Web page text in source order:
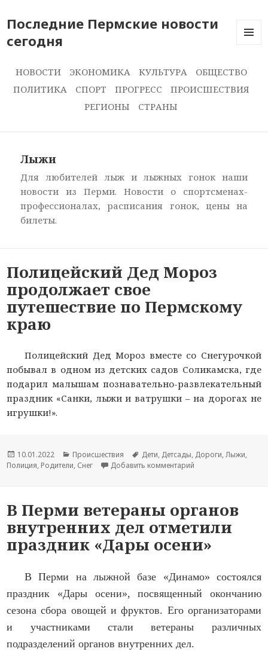
Последние Пермские новости
сегодня
НОВОСТИ ЭКОНОМИКА КУЛЬТУРА
ОБЩЕСТВО
ПОЛИТИКА
СПОРТ ПРОГРЕСС
ПРОИСШЕСТВИЯ
РЕГИОНЫ
СТРАНЫ
Лыжи
Для любителей лыж и лыжных гонок наши
новости из Перми. Новости о спортсменах-
профессионалах, расписания гонок, цены на
билеты.
Полицейский Дед Мороз
продолжает свое
путешествие по Пермскому
краю
Полицейский Дед Мороз вместе со Снегурочкой
побывал в одном из детских садов Соликамска, где
подарил малышам познавательно-развлекательный
праздник «Санки, лыжи и ватрушки – на дорогах не
игрушки!».
Опубликовано
10.01.2022 Рубрики
Происшествия Метки
Дети, Детсады, Дороги,Лыжи,
Полиция, Родители, Снег Добавить комментарий
В Перми ветераны органов
внутренних дел отметили
праздник «Дары осени»
В Перми на лыжной базе «Динамо» состоялся
праздник «Дары осени», посвященный окончанию
сезона сбора овощей и фруктов. Его организаторами
и участниками стали ветераны различных
подразделений органов внутренних дел.